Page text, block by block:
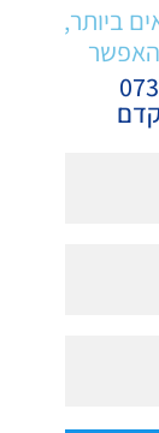
ביותר,
האפשר